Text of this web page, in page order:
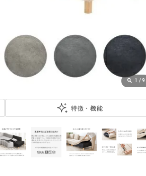
1 / 9
特徴・機能